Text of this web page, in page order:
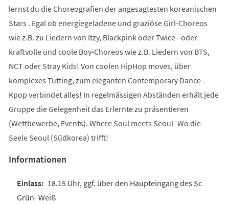
lernst du die Choreografien der angesagtesten koreanischen
Stars . Egal ob energiegeladene und graziöse Girl-Choreos
wie z.B. zu Liedern von Itzy, Blackpink oder Twice - oder
kraftvolle und coole Boy-Choreos wie z.B. Liedern von BTS,
NCT oder Stray Kids! Von coolen HipHop moves, über
komplexes Tutting, zum eleganten Contemporary Dance -
Kpop verbindet alles! In regelmässigen Abständen erhält jede
Gruppe die Gelegenheit das Erlernte zu präsentieren
(Wettbewerbe, Events). Where Soul meets Seoul- Wo die
Seele Seoul (Südkorea) trifft!
Informationen
18.15 Uhr, ggf. über den Haupteingang des Sc
Grün- Weiß